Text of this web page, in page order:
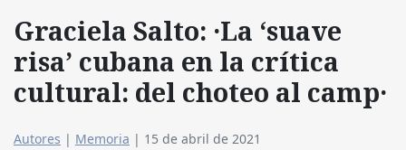
Graciela Salto: ·La ‘suave
risa’ cubana en la crítica
cultural: del choteo al camp·
Autores | Memoria | 15 de abril de 2021